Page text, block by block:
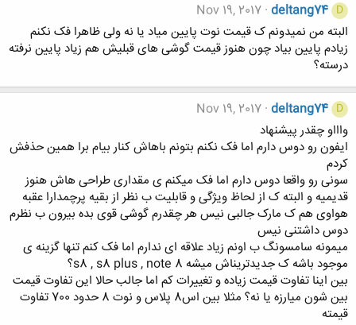
D
deltang74
Nov 19, 2017
البته من نمیدونم ک قیمت نوت پایین میاد یا نه ولی ظاهرا فک نکنم
زیادم پایین بیاد چون هنوز قیمت گوشی های قبلیش هم زیاد پایین نرفته
درسته؟
D
deltang74
Nov 19, 2017
واااو چقدر پیشنهاد
ایفون رو دوس دارم اما فک نکنم بتونم باهاش کنار بیام برا همین حذفش
کردم
سونی رو واقعا دوس دارم اما فک میکنم ی مقداری طراحی هاش هنوز
قدیمیه و البته ک از لحاظ ویژگی و قابلیت ب نظر از بقیه پرچمدارا عقبه
هواوی هم ک مارک جالبی نیس هر چقدرم گوشی قوی بده بیرون ب نظرم
دوس داشتنی نیس
میمونه سامسونگ ب اونم زیاد علاقه ای ندارم اما فک کنم تنها گزینه ی
موجود باشه ک جدیدتریناش میشه s8 , s8 plus , note 8؟
بین اینا تفاوت قیمت زیاده و تغییرات کم اما جالب حالا این تفاوت قیمت
بین شون میارزه یا نه؟ مثلا بین اس8 پلاس و نوت 8 حدود 700 تفاوت
قیمته